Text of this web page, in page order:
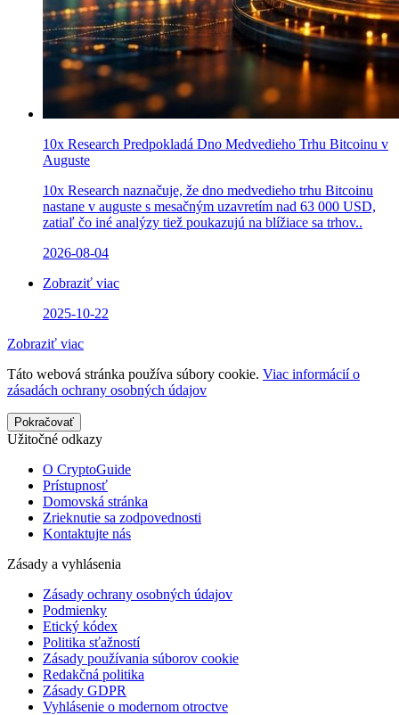
10x Research Predpokladá Dno Medvedieho Trhu Bitcoinu v
Auguste
10x Research naznačuje, že dno medvedieho trhu Bitcoinu
nastane v auguste s mesačným uzavretím nad 63 000 USD,
zatiaľ čo iné analýzy tiež poukazujú na blížiace sa trhov..
2026-08-04
Zobraziť viac
2025-10-22
Zobraziť viac
Táto webová stránka používa súbory cookie. Viac informácií o
zásadách ochrany osobných údajov
Pokračovať
Užitočné odkazy
O CryptoGuide
Prístupnosť
Domovská stránka
Zrieknutie sa zodpovednosti
Kontaktujte nás
Zásady a vyhlásenia
Zásady ochrany osobných údajov
Podmienky
Etický kódex
Politika sťažností
Zásady používania súborov cookie
Redakčná politika
Zásady GDPR
Vyhlásenie o modernom otroctve